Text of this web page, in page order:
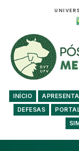
INÍCIO
DEFESAS